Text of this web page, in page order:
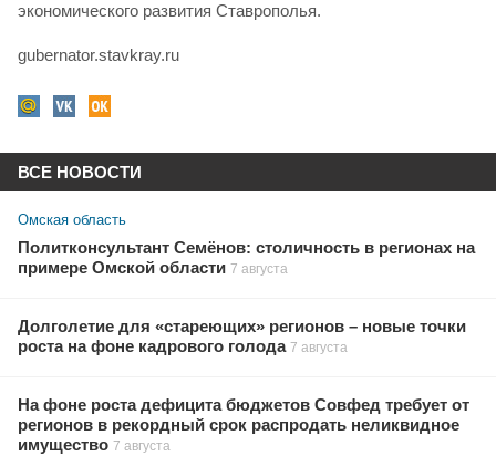
экономического развития Ставрополья.
gubernator.stavkray.ru
ВСЕ НОВОСТИ
Омская область
Политконсультант Семёнов: столичность в регионах на
примере Омской области 7 августа
Долголетие для «стареющих» регионов – новые точки
роста на фоне кадрового голода 7 августа
На фоне роста дефицита бюджетов Совфед требует от
регионов в рекордный срок распродать неликвидное
имущество 7 августа